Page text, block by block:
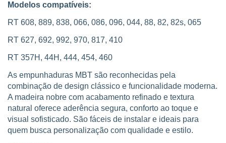
Modelos compatíveis:
RT 608, 889, 838, 066, 086, 096, 044, 88, 82, 82s, 065
RT 627, 692, 992, 970, 817, 410
RT 357H, 44H, 444, 454, 460
As empunhaduras MBT são reconhecidas pela
combinação de design clássico e funcionalidade moderna.
A madeira nobre com acabamento refinado e textura
natural oferece aderência segura, conforto ao toque e
visual sofisticado. São fáceis de instalar e ideais para
quem busca personalização com qualidade e estilo.